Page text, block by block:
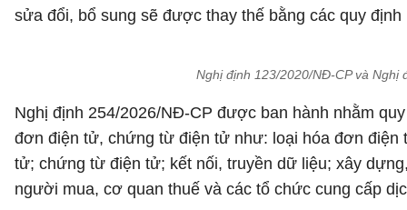
sửa đổi, bổ sung sẽ được thay thế bằng các quy
Nghị định 123/2020/NĐ-CP và
Nghị định 254/2026/NĐ-CP được ban hành nhằm
đơn điện tử, chứng từ điện tử như: loại hóa đơn
tử; chứng từ điện tử; kết nối, truyền dữ liệu; xây
người mua, cơ quan thuế và các tổ chức cung cấp